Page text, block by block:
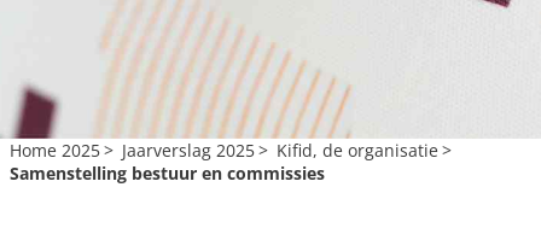
Home 2025 Jaarverslag 2025
Kifid, de organisatie
Samenstelling bestuur en commissies